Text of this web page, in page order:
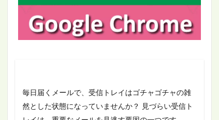
毎日届くメールで、受信トレイはゴチャゴチャの雑
然とした状態になっていませんか？ 見づらい受信ト